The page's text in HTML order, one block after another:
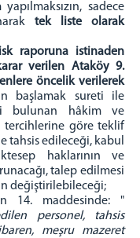
sadece
tek liste olarak
raporuna istinaden
verilen Ataköy 9.
öncelik verilerek
başlamak sureti ile
bulunan hâkim ve
tercihlerine göre teklif
tahsis edileceği, kabul
haklarının ve
talep edilmesi
değiştirilebileceği;
14. maddesinde: "
personel, tahsis
meşru mazeret